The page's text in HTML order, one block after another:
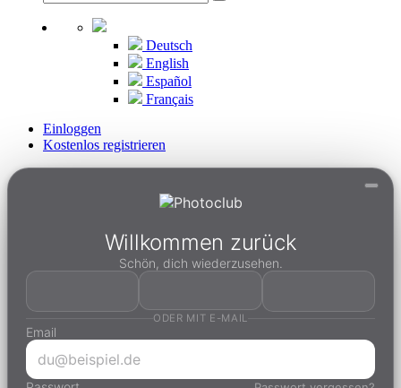
Deutsch
English
Español
Français
Einloggen
Kostenlos registrieren
Willkommen zurück
Schön, dich wiederzusehen.
ODER MIT E-MAIL
Email